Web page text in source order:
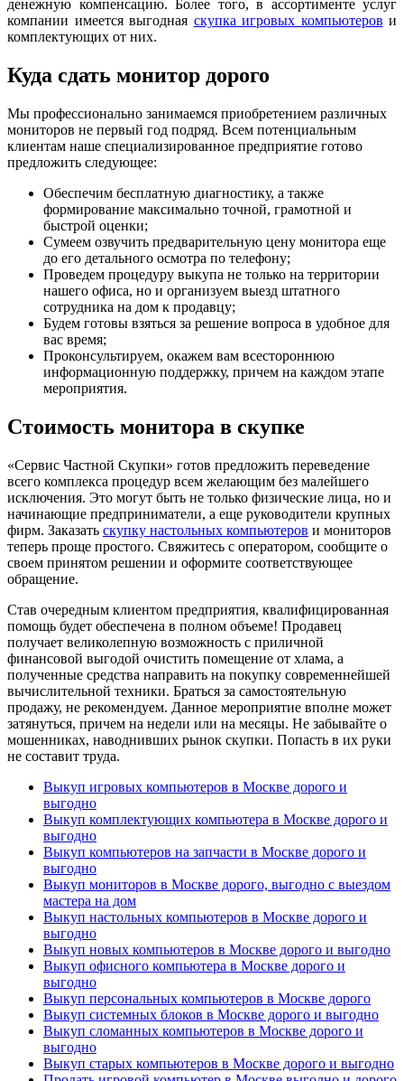
денежную компенсацию. Более того, в ассортименте услуг
компании имеется выгодная скупка игровых компьютеров и
комплектующих от них.
Куда сдать монитор дорого
Мы профессионально занимаемся приобретением различных
мониторов не первый год подряд. Всем потенциальным
клиентам наше специализированное предприятие готово
предложить следующее:
Обеспечим бесплатную диагностику, а также
формирование максимально точной, грамотной и
быстрой оценки;
Сумеем озвучить предварительную цену монитора еще
до его детального осмотра по телефону;
Проведем процедуру выкупа не только на территории
нашего офиса, но и организуем выезд штатного
сотрудника на дом к продавцу;
Будем готовы взяться за решение вопроса в удобное для
вас время;
Проконсультируем, окажем вам всестороннюю
информационную поддержку, причем на каждом этапе
мероприятия.
Стоимость монитора в скупке
«Сервис Частной Скупки» готов предложить переведение
всего комплекса процедур всем желающим без малейшего
исключения. Это могут быть не только физические лица, но и
начинающие предприниматели, а еще руководители крупных
фирм. Заказать скупку настольных компьютеров и мониторов
теперь проще простого. Свяжитесь с оператором, сообщите о
своем принятом решении и оформите соответствующее
обращение.
Став очередным клиентом предприятия, квалифицированная
помощь будет обеспечена в полном объеме! Продавец
получает великолепную возможность с приличной
финансовой выгодой очистить помещение от хлама, а
полученные средства направить на покупку современнейшей
вычислительной техники. Браться за самостоятельную
продажу, не рекомендуем. Данное мероприятие вполне может
затянуться, причем на недели или на месяцы. Не забывайте о
мошенниках, наводнивших рынок скупки. Попасть в их руки
не составит труда.
Выкуп игровых компьютеров в Москве дорого и
выгодно
Выкуп комплектующих компьютера в Москве дорого и
выгодно
Выкуп компьютеров на запчасти в Москве дорого и
выгодно
Выкуп мониторов в Москве дорого, выгодно с выездом
мастера на дом
Выкуп настольных компьютеров в Москве дорого и
выгодно
Выкуп новых компьютеров в Москве дорого и выгодно
Выкуп офисного компьютера в Москве дорого и
выгодно
Выкуп персональных компьютеров в Москве дорого
Выкуп системных блоков в Москве дорого и выгодно
Выкуп сломанных компьютеров в Москве дорого и
выгодно
Выкуп старых компьютеров в Москве дорого и выгодно